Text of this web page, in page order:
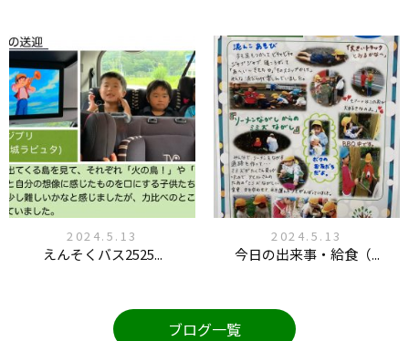
2024.5.13
えんそくバス2525...
2024.5.13
今日の出来事・給食（...
ブログ一覧